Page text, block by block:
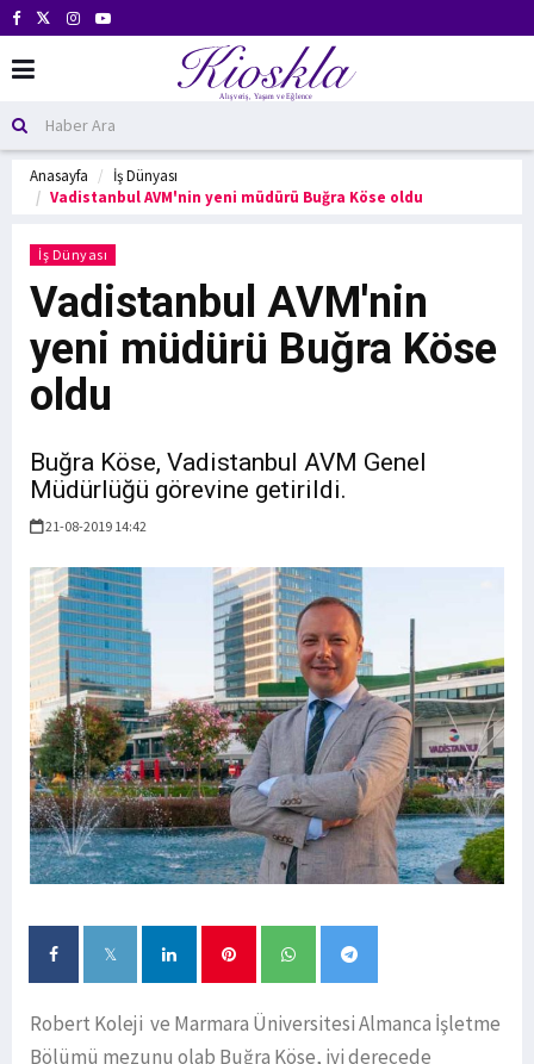
Anasayfa
İş Dünyası
Vadistanbul AVM'nin yeni müdürü Buğra Köse oldu
İş Dünyası
Vadistanbul AVM'nin
yeni müdürü Buğra Köse
oldu
Buğra Köse, Vadistanbul AVM Genel
Müdürlüğü görevine getirildi.
21-08-2019 14:42
Robert Koleji ve Marmara Üniversitesi Almanca İşletme
Bölümü mezunu olab Buğra Köse, iyi derecede